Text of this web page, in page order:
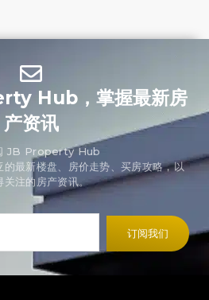
Hub，掌握最新房
产资讯
JB Property Hub
最新楼盘、房价走势、买房攻略，以
关注的房产资讯。
订阅我们